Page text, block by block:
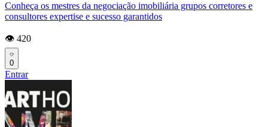
Conheça os mestres da negociação imobiliária grupos corretores e
consultores expertise e sucesso garantidos
👁️ 420
0
Entrar